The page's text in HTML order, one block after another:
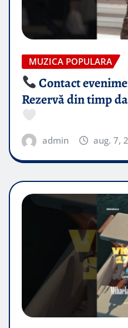
MUZICA POPULARA
Contact
Rezervă din timp
admin aug. 7,